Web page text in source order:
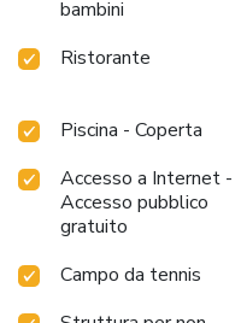
bambini
Ristorante
Piscina - Coperta
Accesso a Internet -
Accesso pubblico
gratuito
Campo da tennis